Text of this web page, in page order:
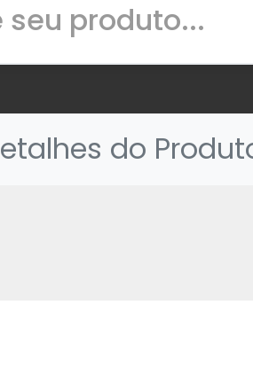
do